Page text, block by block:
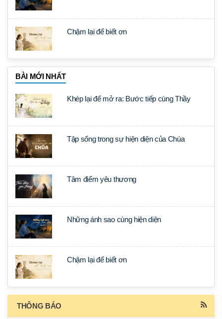
Chậm lại để biết ơn
BÀI MỚI NHẤT
Khép lại để mở ra: Bước tiếp cùng Thầy
Tập sống trong sự hiện diện của Chúa
Tâm điểm yêu thương
Những ánh sao cùng hiện diện
Chậm lại để biết ơn
THÔNG BÁO